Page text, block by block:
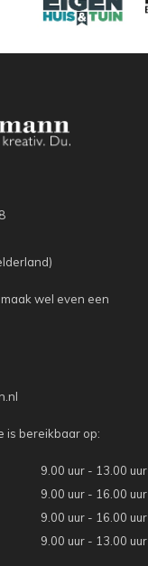
wel even een
is bereikbaar op:
9.00 uur - 13.00 uur
9.00 uur - 16.00 uur
9.00 uur - 16.00 uur
9.00 uur - 13.00 uur